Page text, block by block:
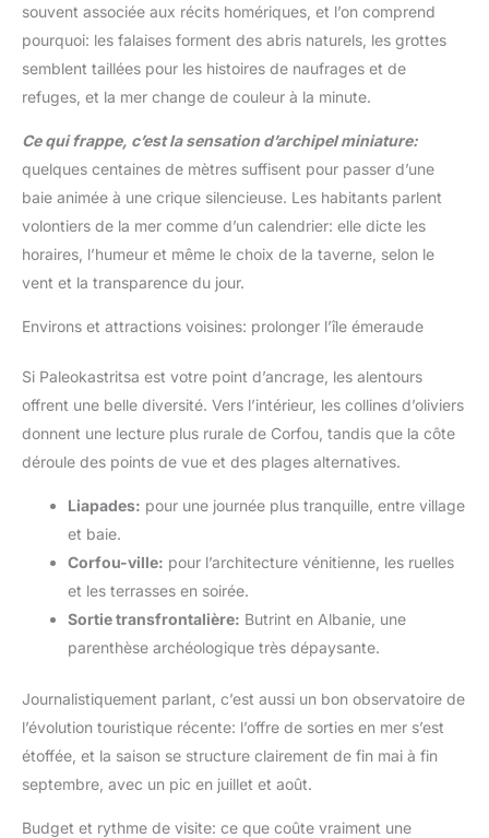
souvent associée aux récits homériques, et l’on comprend
pourquoi: les falaises forment des abris naturels, les grottes
semblent taillées pour les histoires de naufrages et de
refuges, et la mer change de couleur à la minute.
Ce qui frappe, c’est la sensation d’archipel miniature:
quelques centaines de mètres suffisent pour passer d’une
baie animée à une crique silencieuse. Les habitants parlent
volontiers de la mer comme d’un calendrier: elle dicte les
horaires, l’humeur et même le choix de la taverne, selon le
vent et la transparence du jour.
Environs et attractions voisines: prolonger l’île émeraude
Si Paleokastritsa est votre point d’ancrage, les alentours
offrent une belle diversité. Vers l’intérieur, les collines d’oliviers
donnent une lecture plus rurale de Corfou, tandis que la côte
déroule des points de vue et des plages alternatives.
Liapades: pour une journée plus tranquille, entre village
et baie.
Corfou-ville: pour l’architecture vénitienne, les ruelles
et les terrasses en soirée.
Sortie transfrontalière: Butrint en Albanie, une
parenthèse archéologique très dépaysante.
Journalistiquement parlant, c’est aussi un bon observatoire de
l’évolution touristique récente: l’offre de sorties en mer s’est
étoffée, et la saison se structure clairement de fin mai à fin
septembre, avec un pic en juillet et août.
Budget et rythme de visite: ce que coûte vraiment une